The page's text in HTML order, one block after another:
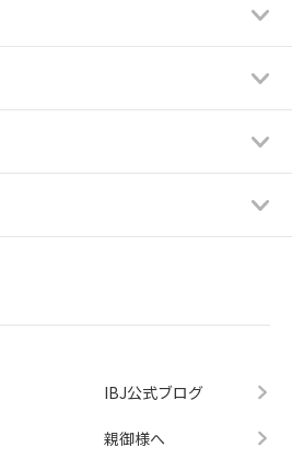
IBJ公式ブログ
親御様へ